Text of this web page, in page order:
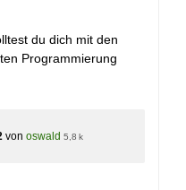
du dich mit den
Programmierung
von oswald 5,8 k